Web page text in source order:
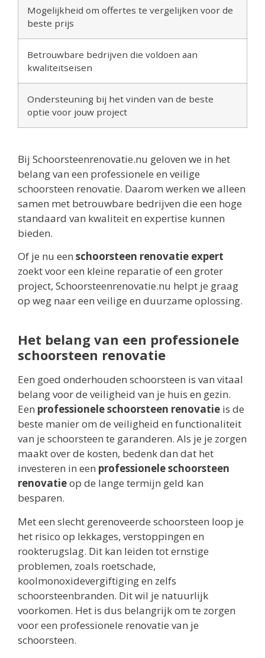
Mogelijkheid om offertes te vergelijken voor de
beste prijs
Betrouwbare bedrijven die voldoen aan
kwaliteitseisen
Ondersteuning bij het vinden van de beste
optie voor jouw project
Bij Schoorsteenrenovatie.nu geloven we in het
belang van een professionele en veilige
schoorsteen renovatie. Daarom werken we alleen
samen met betrouwbare bedrijven die een hoge
standaard van kwaliteit en expertise kunnen
bieden.
Of je nu een schoorsteen renovatie expert
zoekt voor een kleine reparatie of een groter
project, Schoorsteenrenovatie.nu helpt je graag
op weg naar een veilige en duurzame oplossing.
Het belang van een professionele
schoorsteen renovatie
Een goed onderhouden schoorsteen is van vitaal
belang voor de veiligheid van je huis en gezin.
Een professionele schoorsteen renovatie is de
beste manier om de veiligheid en functionaliteit
van je schoorsteen te garanderen. Als je je zorgen
maakt over de kosten, bedenk dan dat het
investeren in een professionele schoorsteen
renovatieop de lange termijn geld kan
besparen.
Met een slecht gerenoveerde schoorsteen loop je
het risico op lekkages, verstoppingen en
rookterugslag. Dit kan leiden tot ernstige
problemen, zoals roetschade,
koolmonoxidevergiftiging en zelfs
schoorsteenbranden. Dit wil je natuurlijk
voorkomen. Het is dus belangrijk om te zorgen
voor een professionele renovatie van je
schoorsteen.